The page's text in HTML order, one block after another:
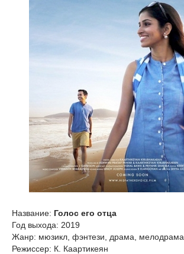
Название: Голос его отца
Год выхода: 2019
Жанр: мюзикл, фэнтези, драма, мелодрама
Режиссер: К. Каартикеян